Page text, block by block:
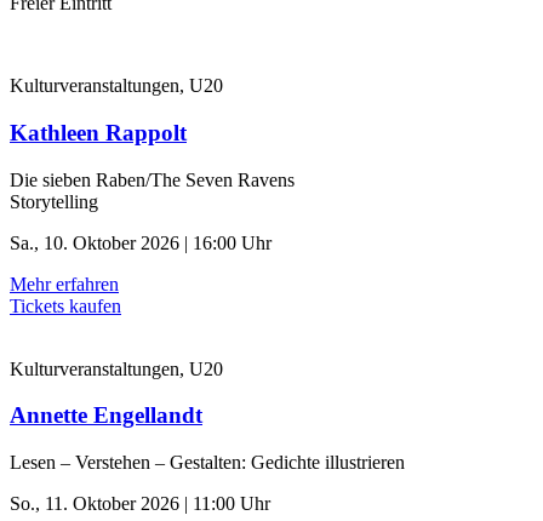
Kulturveranstaltungen, U20
Kathleen Rappolt
Die sieben Raben/The Seven Ravens
Storytelling
Sa., 10. Oktober 2026 | 16:00 Uhr
Mehr erfahren
Tickets kaufen
Kulturveranstaltungen, U20
Annette Engellandt
Lesen – Verstehen – Gestalten: Gedichte illustrieren
So., 11. Oktober 2026 | 11:00 Uhr